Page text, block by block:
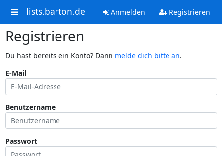
lists.barton.de Anmelden Registrieren
Registrieren
Du hast bereits ein Konto? Dann melde dich bitte an.
E-Mail
Benutzername
Passwort